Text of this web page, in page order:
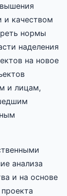
и качеством
нормы
наделения
на новое
и лицам,
анализа
и на основе